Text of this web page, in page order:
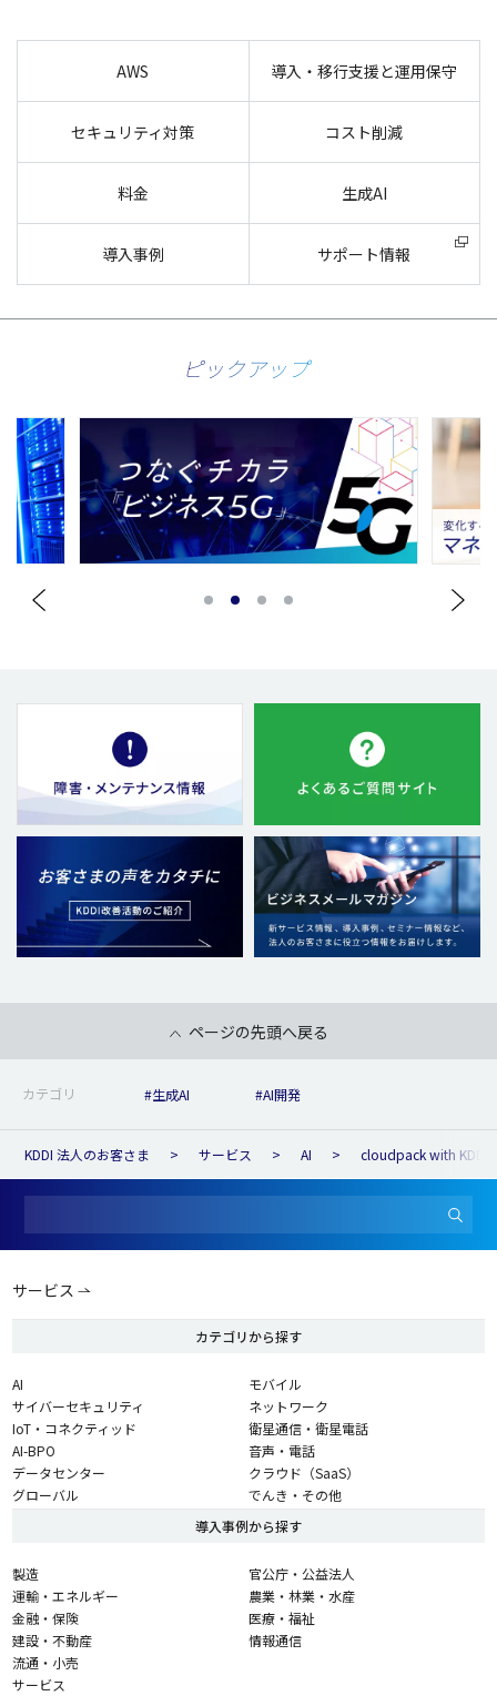
AWS 導入・移行支援と運用保守
セキュリティ対策 コスト削減
料金 生成AI
導入事例 サポート情報
ピックアップ
ページの先頭へ戻る
カテゴリ #生成AI #AI開発
KDDI 法人のお客さま サービス AI cloudpack with KDDI
サービス
カテゴリから探す
AI
サイバーセキュリティ
IoT・コネクティッド
AI-BPO
データセンター
グローバル
モバイル
ネットワーク
衛星通信・衛星電話
音声・電話
クラウド（SaaS）
でんき・その他
導入事例から探す
製造
運輸・エネルギー
金融・保険
建設・不動産
流通・小売
サービス
官公庁・公益法人
農業・林業・水産
医療・福祉
情報通信